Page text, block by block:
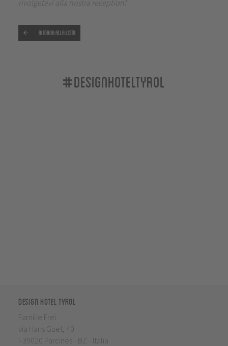
rivolgetevi alla nostra reception!
Ritorna alla lista
#designhoteltyrol
Design Hotel Tyrol
Familie Frei
via Hans Guet, 40
I-39020 Parcines - BZ - Italia